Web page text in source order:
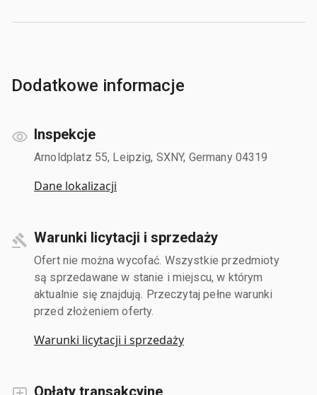
Dodatkowe informacje
Inspekcje
Arnoldplatz 55, Leipzig, SXNY, Germany 04319
Dane lokalizacji
Warunki licytacji i sprzedaży
Ofert nie można wycofać. Wszystkie przedmioty
są sprzedawane w stanie i miejscu, w którym
aktualnie się znajdują. Przeczytaj pełne warunki
przed złożeniem oferty.
Warunki licytacji i sprzedaży
Opłaty transakcyjne